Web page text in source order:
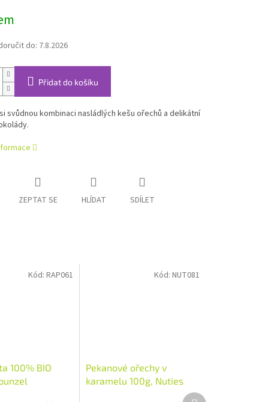
do: 7.8.2026
Přidat do košíku
svůdnou kombinaci nasládlých kešu ořechů a delikátní
ZEPTAT SE HLÍDAT SDÍLET
100% BIO
Kód:RAP061
Pekanové ořechy v
karamelu 100g, Nuties
Kód: NUT081
Další